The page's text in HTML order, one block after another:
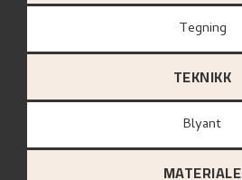
Tegning
TEKNIKK
Blyant
MATERIALE